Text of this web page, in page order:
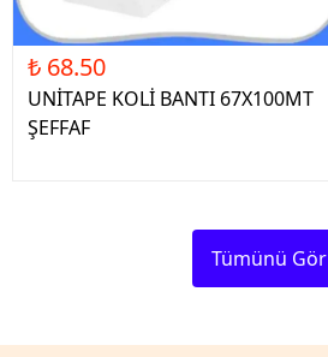
₺ 68.50
UNİTAPE KOLİ BANTI 67X100MT
ŞEFFAF
Tümünü Gör